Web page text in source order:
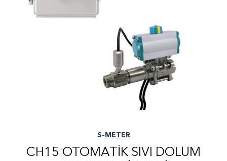
S-METER
CH15 OTOMATIK SIVI DOLUM